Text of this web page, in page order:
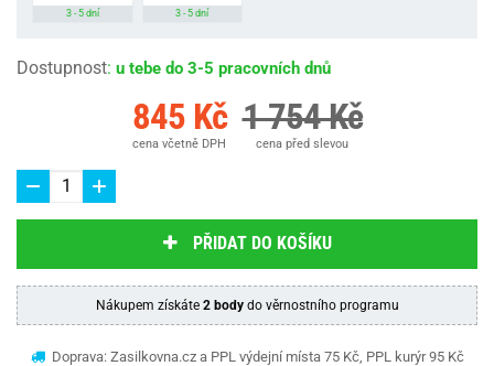
3 - 5 dní 3 - 5 dní
Dostupnost: u tebe do 3-5 pracovních dnů
845 Kč
cena včetně DPH
1 754 Kč
cena před slevou
PŘIDAT DO KOŠÍKU
Nákupem získáte 2 bodydo věrnostního programu
Doprava: Zasilkovna.cz a PPL výdejní místa 75 Kč, PPL kurýr 95 Kč